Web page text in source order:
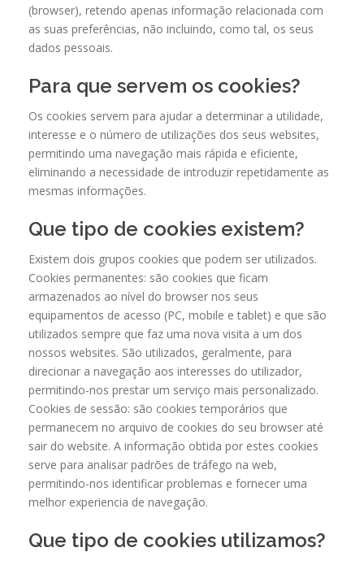
(browser), retendo apenas informação relacionada com
as suas preferências, não incluindo, como tal, os seus
dados pessoais.
Para que servem os cookies?
Os cookies servem para ajudar a determinar a utilidade,
interesse e o número de utilizações dos seus websites,
permitindo uma navegação mais rápida e eficiente,
eliminando a necessidade de introduzir repetidamente as
mesmas informações.
Que tipo de cookies existem?
Existem dois grupos cookies que podem ser utilizados.
Cookies permanentes: são cookies que ficam
armazenados ao nível do browser nos seus
equipamentos de acesso (PC, mobile e tablet) e que são
utilizados sempre que faz uma nova visita a um dos
nossos websites. São utilizados, geralmente, para
direcionar a navegação aos interesses do utilizador,
permitindo-nos prestar um serviço mais personalizado.
Cookies de sessão: são cookies temporários que
permanecem no arquivo de cookies do seu browser até
sair do website. A informação obtida por estes cookies
serve para analisar padrões de tráfego na web,
permitindo-nos identificar problemas e fornecer uma
melhor experiencia de navegação.
Que tipo de cookies utilizamos?